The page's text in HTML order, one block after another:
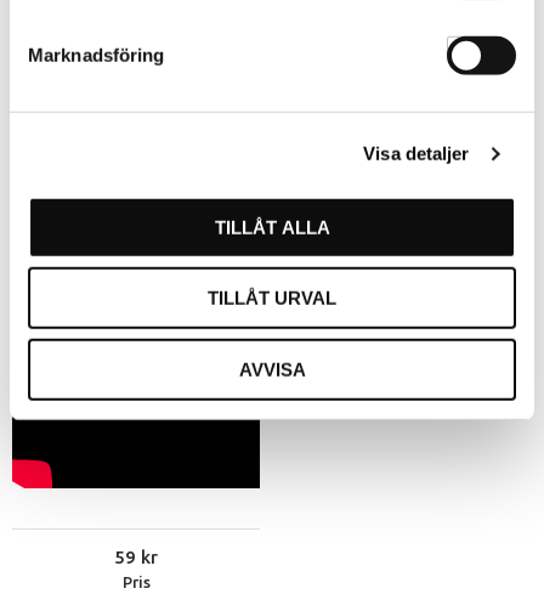
Marknadsföring
Visa detaljer
TILLÅT ALLA
TILLÅT URVAL
AVVISA
Pris
59